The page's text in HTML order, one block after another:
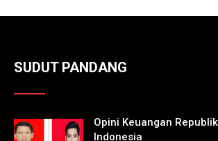
SUDUT PANDANG
Opini Keuangan Republik
Indonesia